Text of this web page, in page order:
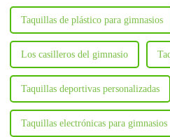
Taquillas de plástico para gimnasios
Los casilleros del gimnasio
Taquillas deportivas personalizadas
Taquillas electrónicas para gimnasios